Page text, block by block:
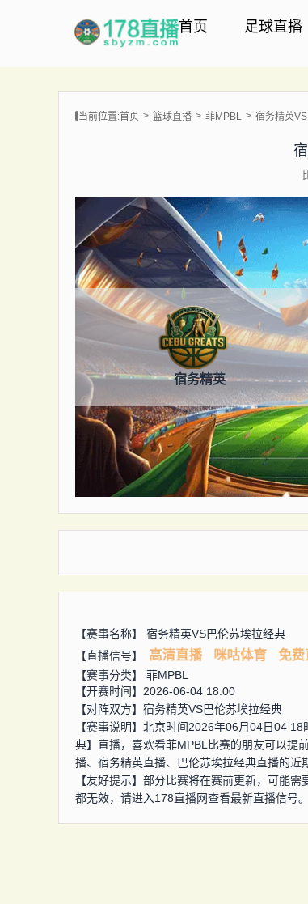
首页 足球直播
当前位置:首页 篮球直播 菲MPBL 宿务精英
宿务精英
【赛事名称】 宿务精英VS巴伦苏埃拉经典
【直播信号】
高清直播 咪咕体育 免
【赛事分类】 菲MPBL
【开赛时间】2026-06-04 18:00
【对阵双方】 宿务精英VS巴伦苏埃拉经典
【赛事说明】北京时间2026年06月04日04
典】直播，喜欢看菲MPBL比赛的朋友可以提
播、宿务精英直播、巴伦苏埃拉经典直播的近
【友好提示】部分比赛将在赛前更新，可能
都无效，请进入178直播网查看最新直播信号。